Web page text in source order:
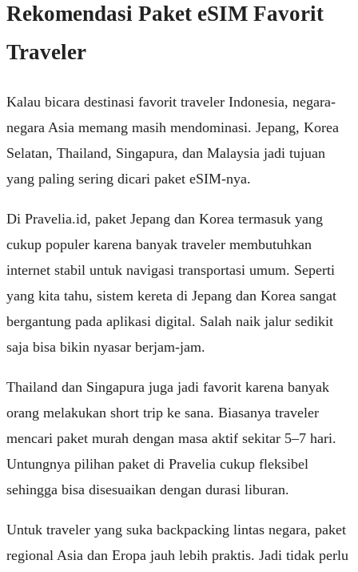
Rekomendasi Paket eSIM Favorit
Traveler
Kalau bicara destinasi favorit traveler Indonesia, negara-
negara Asia memang masih mendominasi. Jepang, Korea
Selatan, Thailand, Singapura, dan Malaysia jadi tujuan
yang paling sering dicari paket eSIM-nya.
Di Pravelia.id, paket Jepang dan Korea termasuk yang
cukup populer karena banyak traveler membutuhkan
internet stabil untuk navigasi transportasi umum. Seperti
yang kita tahu, sistem kereta di Jepang dan Korea sangat
bergantung pada aplikasi digital. Salah naik jalur sedikit
saja bisa bikin nyasar berjam-jam.
Thailand dan Singapura juga jadi favorit karena banyak
orang melakukan short trip ke sana. Biasanya traveler
mencari paket murah dengan masa aktif sekitar 5–7 hari.
Untungnya pilihan paket di Pravelia cukup fleksibel
sehingga bisa disesuaikan dengan durasi liburan.
Untuk traveler yang suka backpacking lintas negara, paket
regional Asia dan Eropa jauh lebih praktis. Jadi tidak perlu